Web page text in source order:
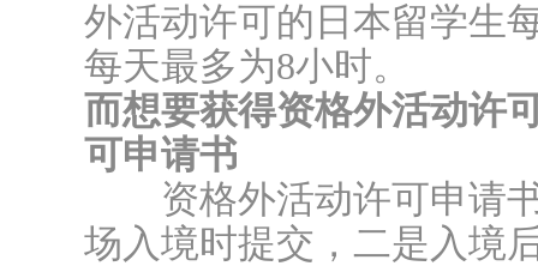
外活动许可的日本留学生
每天最多为8小时。
而想要获得资格外活动许
可申请书
资格外活动许可申请书
场入境时提交，二是入境